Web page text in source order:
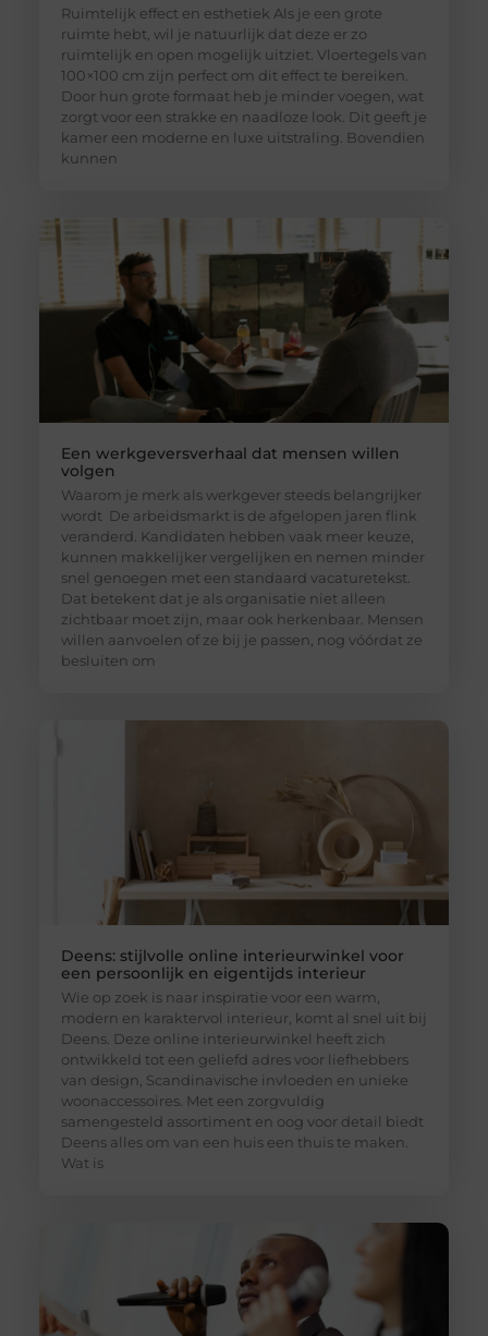
Ruimtelijk effect en esthetiek Als je een grote
ruimte hebt, wil je natuurlijk dat deze er zo
ruimtelijk en open mogelijk uitziet. Vloertegels van
100×100 cm zijn perfect om dit effect te bereiken.
Door hun grote formaat heb je minder voegen, wat
zorgt voor een strakke en naadloze look. Dit geeft je
kamer een moderne en luxe uitstraling. Bovendien
kunnen
Een werkgeversverhaal dat mensen willen
volgen
Waarom je merk als werkgever steeds belangrijker
wordt De arbeidsmarkt is de afgelopen jaren flink
veranderd. Kandidaten hebben vaak meer keuze,
kunnen makkelijker vergelijken en nemen minder
snel genoegen met een standaard vacaturetekst.
Dat betekent dat je als organisatie niet alleen
zichtbaar moet zijn, maar ook herkenbaar. Mensen
willen aanvoelen of ze bij je passen, nog vóórdat ze
besluiten om
Deens: stijlvolle online interieurwinkel voor
een persoonlijk en eigentijds interieur
Wie op zoek is naar inspiratie voor een warm,
modern en karaktervol interieur, komt al snel uit bij
Deens. Deze online interieurwinkel heeft zich
ontwikkeld tot een geliefd adres voor liefhebbers
van design, Scandinavische invloeden en unieke
woonaccessoires. Met een zorgvuldig
samengesteld assortiment en oog voor detail biedt
Deens alles om van een huis een thuis te maken.
Wat is